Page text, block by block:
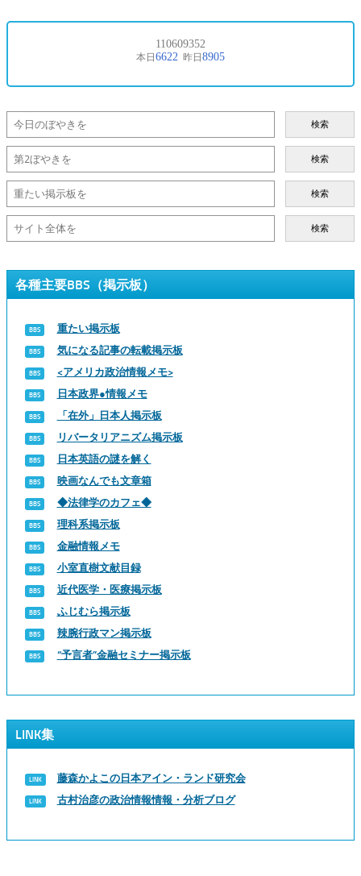
検索
検索
検索
検索
各種主要BBS（掲示板）
重たい掲示板
気になる記事の転載掲示板
<アメリカ政治情報メモ>
日本政界●情報メモ
「在外」日本人掲示板
リバータリアニズム掲示板
日本英語の謎を解く
映画なんでも文章箱
◆法律学のカフェ◆
理科系掲示板
金融情報メモ
小室直樹文献目録
近代医学・医療掲示板
ふじむら掲示板
辣腕行政マン掲示板
“予言者”金融セミナー掲示板
LINK集
藤森かよこの日本アイン・ランド研究会
古村治彦の政治情報情報・分析ブログ